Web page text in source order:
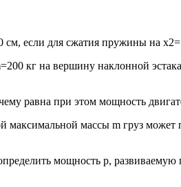
если для сжатия пружины на
кг на вершину наклонной
равна при этом мощность
массы m груз
мощность р,